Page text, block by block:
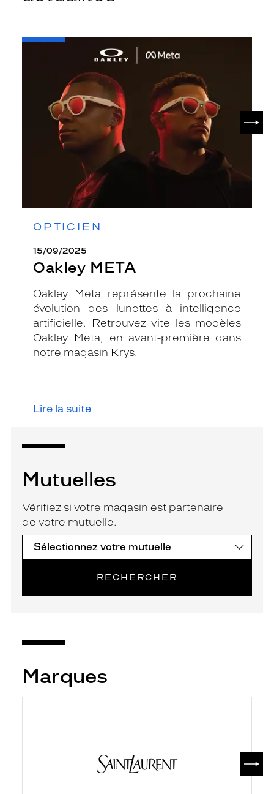
OPTICIEN
15/09/2025
Oakley META
Oakley Meta représente la prochaine
évolution des lunettes à intelligence
artificielle. Retrouvez vite les modèles
Oakley Meta, en avant-première dans
notre magasin Krys.
Lire la suite
-
Mutuelles
Vérifiez si votre magasin est partenaire
de votre mutuelle.
RECHERCHER
Marques